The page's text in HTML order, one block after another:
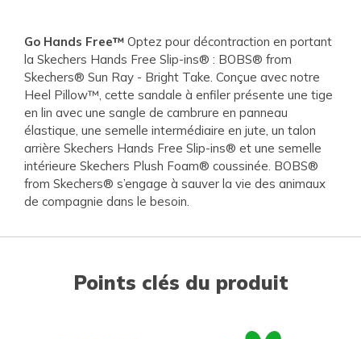
Go Hands Free™ Optez pour décontraction en portant
la Skechers Hands Free Slip-ins® : BOBS® from
Skechers® Sun Ray - Bright Take. Conçue avec notre
Heel Pillow™, cette sandale à enfiler présente une tige
en lin avec une sangle de cambrure en panneau
élastique, une semelle intermédiaire en jute, un talon
arrière Skechers Hands Free Slip-ins® et une semelle
intérieure Skechers Plush Foam® coussinée. BOBS®
from Skechers® s’engage à sauver la vie des animaux
de compagnie dans le besoin.
Points clés du produit